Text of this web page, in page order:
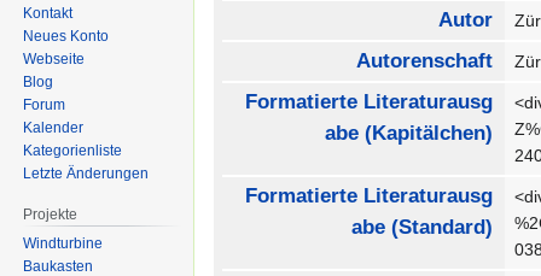
Autor
Autorenschaft
Formatierte Literaturausg
abe (Kapitälchen)
Formatierte Literaturausg
abe (Standard)
Kontakt
Neues Konto
Webseite
Blog
Forum
Kalender
Kategorienliste
Letzte Änderungen
Projekte
Windturbine
Baukasten